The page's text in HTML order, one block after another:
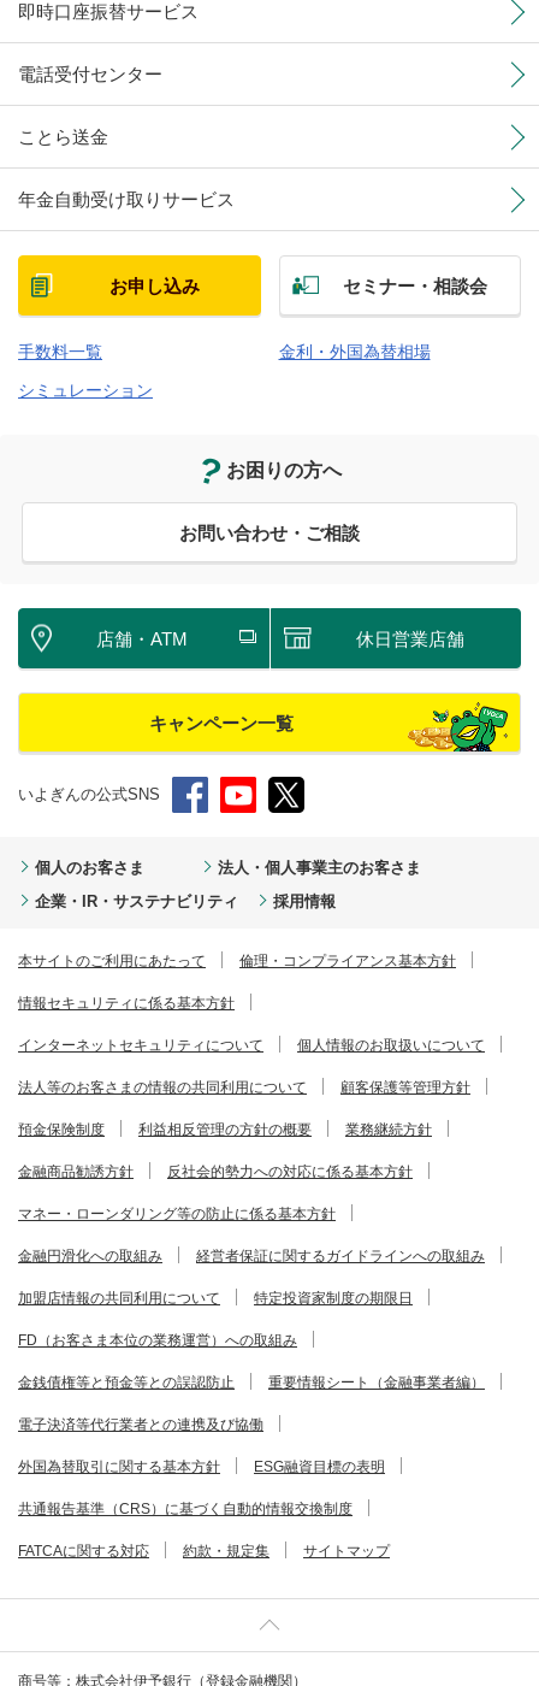
即時口座振替サービス
電話受付センター
ことら送金
年金自動受け取りサービス
お申し込み セミナー・相談会
手数料一覧
金利・外国為替相場
シミュレーション
お困りの方へ
お問い合わせ・ご相談
店舗・ATM 休日営業店舗
キャンペーン一覧
いよぎんの公式SNS
個人のお客さま
法人・個人事業主のお客さま
企業・IR・サステナビリティ
採用情報
本サイトのご利用にあたって 倫理・コンプライアンス基本方針
情報セキュリティに係る基本方針
インターネットセキュリティについて 個人情報のお取扱いについて
法人等のお客さまの情報の共同利用について 顧客保護等管理方針
預金保険制度 利益相反管理の方針の概要 業務継続方針
金融商品勧誘方針 反社会的勢力への対応に係る基本方針
マネー・ローンダリング等の防止に係る基本方針
金融円滑化への取組み 経営者保証に関するガイドラインへの取組み
加盟店情報の共同利用について 特定投資家制度の期限日
FD（お客さま本位の業務運営）への取組み
金銭債権等と預金等との誤認防止 重要情報シート（金融事業者編）
電子決済等代行業者との連携及び協働
外国為替取引に関する基本方針 ESG融資目標の表明
共通報告基準（CRS）に基づく自動的情報交換制度
FATCAに関する対応 約款・規定集 サイトマップ
商号等：株式会社伊予銀行（登録金融機関）